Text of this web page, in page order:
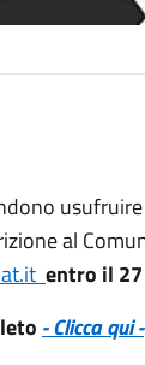
al
entro il
- Clicca qui -